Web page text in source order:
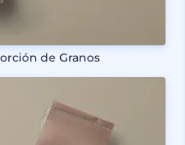
de Granos